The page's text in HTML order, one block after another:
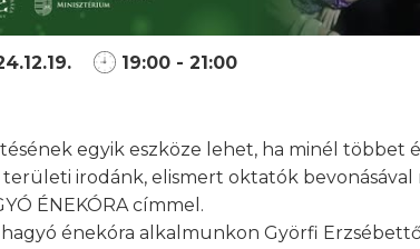
19:00 - 21:00
egyik eszköze lehet, ha minél többet
területi irodánk, elismert oktatók
ÉNEKÓRA címmel.
énekóra alkalmunkon Györfi